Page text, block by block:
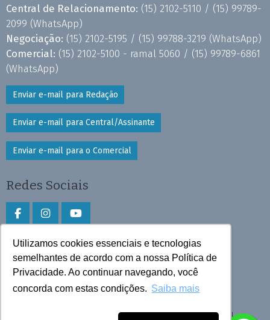
Utilizamos cookies essenciais e tecnologias
semelhantes de acordo com a nossa Política de
Privacidade. Ao continuar navegando, você
concorda com estas condições. Saiba mais
Central de Relacionamento: (15) 2102-5110 / (15) 99789-
2099 (WhatsApp)
Negociação: (15) 2102-5195 / (15) 99788-3219 (WhatsApp)
Comercial: (15) 2102-5100 - ramal 5060 / (15) 99789-6861
(WhatsApp)
Enviar e-mail para Redação
Enviar e-mail para Central/Assinante
Enviar e-mail para o Comercial
Redes Sociais
Faça download do aplicativo
Play Store e App Store
Todos os direitos reservados © 2026 Cruzeiro do Sul